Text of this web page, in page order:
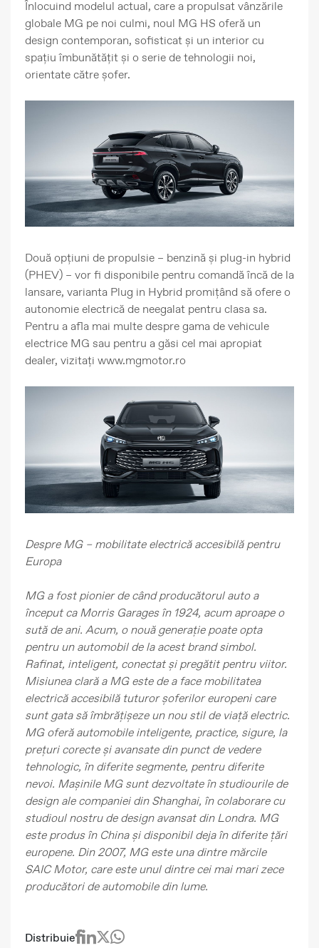
Înlocuind modelul actual, care a propulsat vânzările
globale MG pe noi culmi, noul MG HS oferă un
design contemporan, sofisticat și un interior cu
spațiu îmbunătățit și o serie de tehnologii noi,
orientate către șofer.
Două opțiuni de propulsie – benzină și plug-in hybrid
(PHEV) – vor fi disponibile pentru comandă încă de la
lansare, varianta Plug in Hybrid promițând să ofere o
autonomie electrică de neegalat pentru clasa sa.
Pentru a afla mai multe despre gama de vehicule
electrice MG sau pentru a găsi cel mai apropiat
dealer, vizitați www.mgmotor.ro
Despre MG – mobilitate electrică accesibilă pentru
Europa
MG a fost pionier de când producătorul auto a
început ca Morris Garages în 1924, acum aproape o
sută de ani. Acum, o nouă generație poate opta
pentru un automobil de la acest brand simbol.
Rafinat, inteligent, conectat și pregătit pentru viitor.
Misiunea clară a MG este de a face mobilitatea
electrică accesibilă tuturor șoferilor europeni care
sunt gata să îmbrățișeze un nou stil de viață electric.
MG oferă automobile inteligente, practice, sigure, la
prețuri corecte și avansate din punct de vedere
tehnologic, în diferite segmente, pentru diferite
nevoi. Mașinile MG sunt dezvoltate în studiourile de
design ale companiei din Shanghai, în colaborare cu
studioul nostru de design avansat din Londra. MG
este produs în China și disponibil deja în diferite țări
europene. Din 2007, MG este una dintre mărcile
SAIC Motor, care este unul dintre cei mai mari zece
producători de automobile din lume.
Distribuie